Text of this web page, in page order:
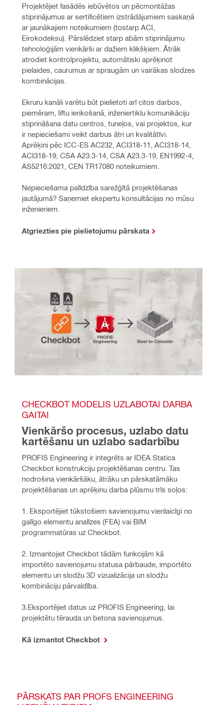
Projektējiet fasādēs iebūvētos un pēcmontāžas
stiprinājumus ar sertificētiem izstrādājumiem saskaņā
ar jaunākajiem noteikumiem (tostarp ACI,
Eirokodeksu). Pārslēdziet starp abām stiprinājumu
tehnoloģijām vienkārši ar dažiem klikšķiem. Ātrāk
atrodiet kontrolprojektu, automātiski aprēķinot
pielaides, caurumus ar spraugām un vairākas slodzes
kombinācijas.
Ekruru kanāli varētu būt pielietoti arī citos darbos,
piemēram, liftu ierikošanā, inženiertiklu komunikāciju
stiprināšana datu centros, tuneļos, vai projektos, kur
ir nepieciešami veikt darbus ātri un kvalitātīvi.
Aprēķini pēc ICC-ES AC232, ACI318-11, ACI318-14,
ACI318-19, CSA A23.3-14, CSA A23.3-19, EN1992-4,
AS5216:2021, CEN TR17080 noteikumiem.
Nepieciešama palīdzība sarežģītā projektēšanas
jautājumā? Saņemiet ekspertu konsultācijas no mūsu
inženieriem.
Atgriezties pie pielietojumu pārskata
CHECKBOT MODELIS UZLABOTAI DARBA
GAITAI
Vienkāršo procesus, uzlabo datu
kartēšanu un uzlabo sadarbību
PROFIS Engineering ir integrēts ar IDEA Statica
Checkbot konstrukciju projektēšanas centru. Tas
nodrošina vienkāršāku, ātrāku un pārskatāmāku
projektēšanas un aprēķinu darba plūsmu trīs soļos:
1. Eksportējiet tūkstošiem savienojumu vienlaicīgi no
galīgo elementu analīzes (FEA) vai BIM
programmatūras uz Checkbot.
2. Izmantojiet Checkbot tādām funkcijām kā
importēto savienojumu statusa pārbaude, importēto
elementu un slodžu 3D vizualizācija un slodžu
kombināciju pārvaldība.
3.Eksportējiet datus uz PROFIS Engineering, lai
projektētu tērauda un betona savienojumus.
Kā izmantot Checkbot
PĀRSKATS PAR PROFS ENGINEERING